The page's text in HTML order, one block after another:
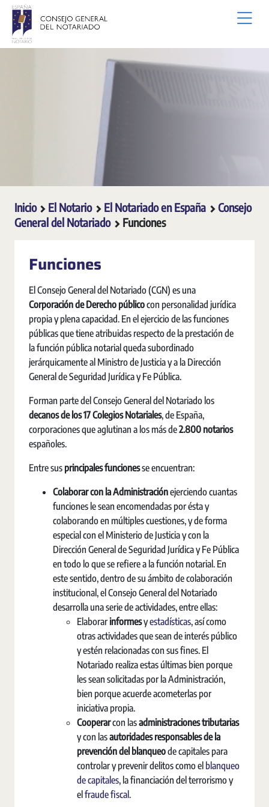
Saltar al contenido principal
Inicio El Notario El Notariado en España
Consejo
General del Notariado
Funciones
Funciones
El Consejo General del Notariado (CGN) es una
Corporación de Derecho públicocon personalidad jurídica
propia y plena capacidad. En el ejercicio de las funciones
públicas que tiene atribuidas respecto de la prestación de
la función pública notarial queda subordinado
jerárquicamente al Ministro de Justicia y a la Dirección
General de Seguridad Jurídica y Fe Pública.
Forman parte del Consejo General del Notariado los
decanos de los 17 Colegios Notariales, de España,
corporaciones que aglutinan a los más de2.800 notarios
españoles.
Entre sus principales funcionesse encuentran:
Colaborar con la Administraciónejerciendo cuantas
funciones le sean encomendadas por ésta y
colaborando en múltiples cuestiones, y de forma
especial con el Ministerio de Justicia y con la
Dirección General de Seguridad Jurídica y Fe Pública
en todo lo que se refiere a la función notarial. En
este sentido, dentro de su ámbito de colaboración
institucional, el Consejo General del Notariado
desarrolla una serie de actividades, entre ellas:
Elaborarinformesyestadísticas, así como
otras actividades que sean de interés público
y estén relacionadas con sus fines. El
Notariado realiza estas últimas bien porque
les sean solicitadas por la Administración,
bien porque acuerde acometerlas por
iniciativa propia.
Cooperarcon lasadministraciones tributarias
y con lasautoridades responsables de la
prevención del blanqueode capitales para
controlar y prevenir delitos como el blanqueo
de capitales, la financiación del terrorismo y
el fraude fiscal.